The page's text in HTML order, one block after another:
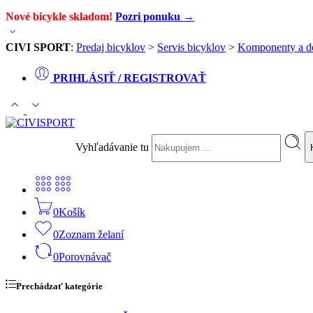
Nové bicykle skladom! Pozri ponuku →
CIVI SPORT: Predaj bicyklov > Servis bicyklov > Komponenty a
PRIHLÁSIŤ / REGISTROVAŤ
Vyhľadávanie tu
0Košík
0Zoznam želaní
0Porovnávač
Prechádzať kategórie